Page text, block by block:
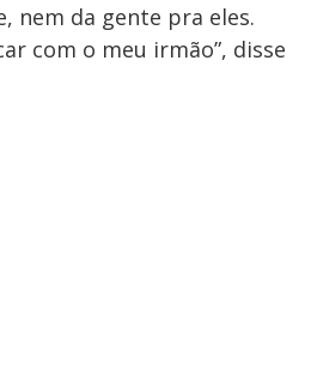
nem da gente pra eles.
com o meu irmão”, disse